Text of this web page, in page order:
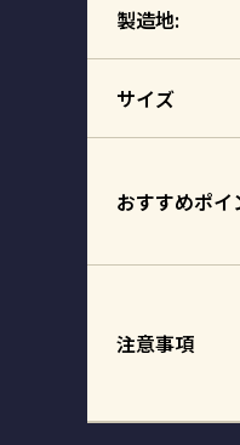
製造地:
サイズ
おすすめポイ
注意事項